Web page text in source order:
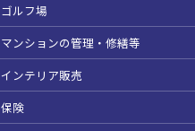
ゴルフ場
マンションの管理・修繕等
インテリア販売
保険